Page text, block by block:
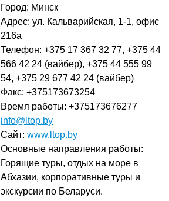
Город: Минск
Адрес: ул. Кальварийская, 1-1, офис
216а
Телефон: +375 17 367 32 77, +375 44
566 42 24 (вайбер), +375 44 555 99
54, +375 29 677 42 24 (вайбер)
Факс: +375173673254
Время работы: +375173676277
info@ltop.by
Сайт: www.ltop.by
Основные направления работы:
Горящие туры, отдых на море в
Абхазии, корпоративные туры и
экскурсии по Беларуси.